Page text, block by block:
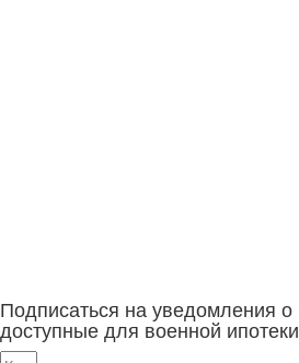
Подписаться на уведомления о
доступные для военной ипотеки